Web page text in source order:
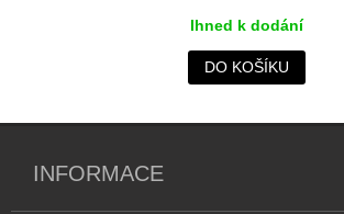
Ihned k dodání
DO KOŠÍKU
INFORMACE